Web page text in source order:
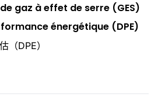
gaz à effet de serre (GES)
énergétique (DPE)
（DPE）